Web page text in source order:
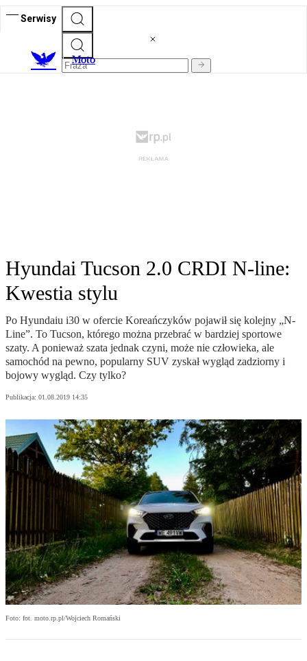
Serwisy
Moto
Hyundai Tucson 2.0 CRDI N-line:
Kwestia stylu
Po Hyundaiu i30 w ofercie Koreańczyków pojawił się kolejny „N-
Line”. To Tucson, którego można przebrać w bardziej sportowe
szaty. A ponieważ szata jednak czyni, może nie człowieka, ale
samochód na pewno, popularny SUV zyskał wygląd zadziorny i
bojowy wygląd. Czy tylko?
Publikacja: 01.08.2019 14:35
Foto: fot. moto.rp.pl/Wojciech Romański